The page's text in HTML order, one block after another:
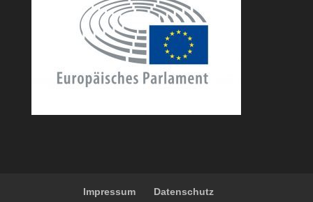
Impressum Datenschutz